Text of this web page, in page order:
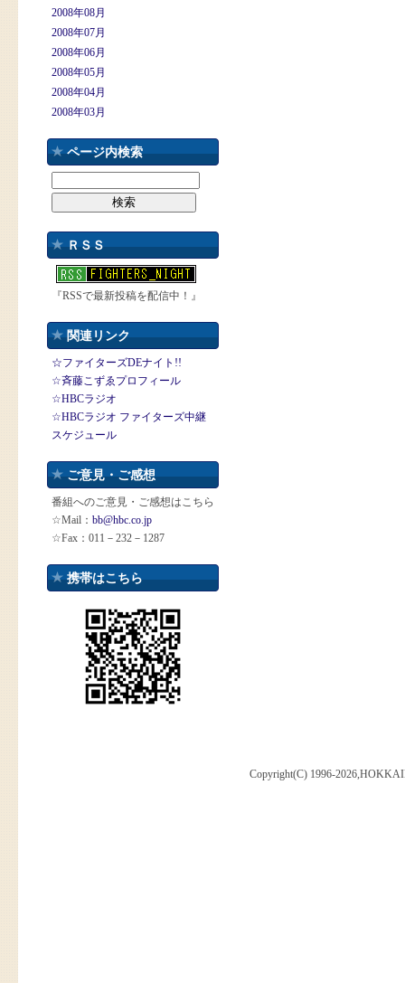
2008年08月
2008年07月
2008年06月
2008年05月
2008年04月
2008年03月
ページ内検索
ＲＳＳ
『RSSで最新投稿を配信中！』
関連リンク
☆ファイターズDEナイト!!
☆斉藤こずゑプロフィール
☆HBCラジオ
☆HBCラジオ ファイターズ中継
スケジュール
ご意見・ご感想
番組へのご意見・ご感想はこちら
☆Mail： bb@hbc.co.jp
☆Fax：011－232－1287
携帯はこちら
Copyright(C) 1996-